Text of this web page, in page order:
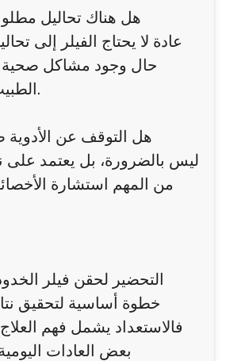
5. هل هناك تحاليل
عادة لا يحتاج الفيلر إلى
حال وجود مشاكل
الطبيب بعض الفحوص.
6. هل التوقف عن
ليس بالضرورة، بل يعتمد على
من المهم استشارة
التحضير لحقن فيلر
خطوة أساسية لتحقيق
فالاستعداد يشمل فهم
بعض العادات